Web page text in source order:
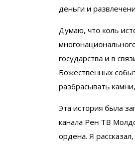
деньги и
Думаю, что коль
государства и в
Божественных
разбрасывать
Эта история была
канала Рен ТВ
ордена. Я